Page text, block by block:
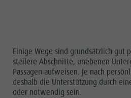
Einige Wege sind grundsätzlich gut
steilere Abschnitte, unebenen
Passagen aufweisen. Je nach
deshalb die Unterstützung durch
oder notwendig sein.